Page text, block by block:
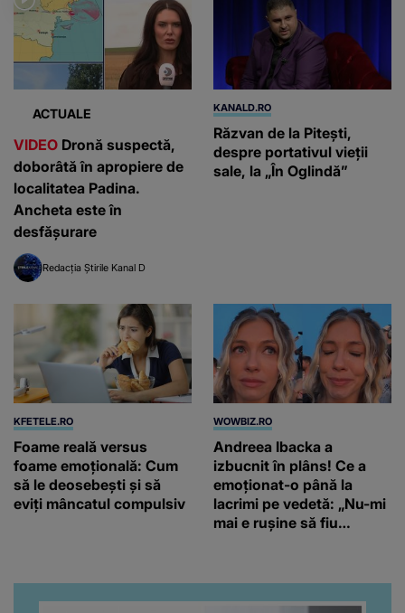
ACTUALE
VIDEO Dronă suspectă,
doborâtă în apropiere de
localitatea Padina.
Ancheta este în
desfășurare
Redacția Știrile Kanal D
KANALD.RO
Răzvan de la Pitești,
despre portativul vieții
sale, la „În Oglindă”
KFETELE.RO
Foame reală versus
foame emoțională: Cum
să le deosebești și să
eviți mâncatul compulsiv
WOWBIZ.RO
Andreea Ibacka a
izbucnit în plâns! Ce a
emoționat-o până la
lacrimi pe vedetă: „Nu-mi
mai e rușine să fiu